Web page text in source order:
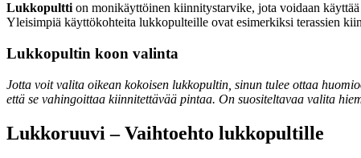
Lukkopultti on monikäyttöinen kiinnitystarvike, jota voidaan
Yleisimpiä käyttökohteita lukkopulteille ovat esimerkiksi terassien
Lukkopultin koon valinta
Jotta voit valita oikean kokoisen lukkopultin, sinun tulee ottaa
että se vahingoittaa kiinnitettävää pintaa. On suositeltavaa valita
Lukkoruuvi – Vaihtoehto lukkopultille